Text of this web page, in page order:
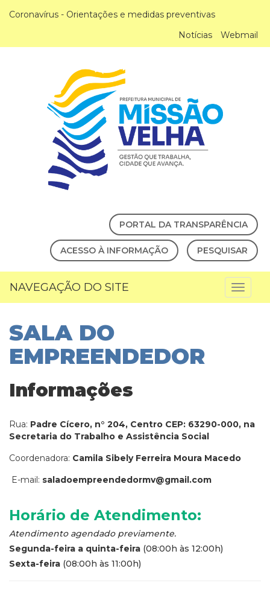
Coronavírus - Orientações e medidas preventivas
Notícias
Webmail
PORTAL DA TRANSPARÊNCIA
ACESSO À INFORMAÇÃO PESQUISAR
NAVEGAÇÃO DO SITE
SALA DO
EMPREENDEDOR
Informações
Rua: Padre Cícero, n° 204, Centro CEP: 63290-000, na
Secretaria do Trabalho e Assistência Social
Coordenadora: Camila Sibely Ferreira Moura Macedo
E-mail: saladoempreendedormv@gmail.com
Horário de Atendimento:
Atendimento agendado previamente.
Segunda-feira a quinta-feira (08:00h às 12:00h)
Sexta-feira (08:00h às 11:00h)